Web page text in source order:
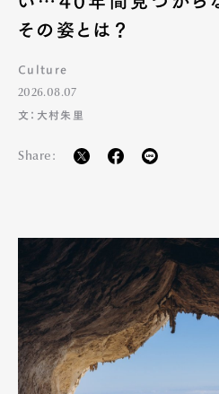
その姿とは？
Culture
2026.08.07
文：大村朱里
Share: